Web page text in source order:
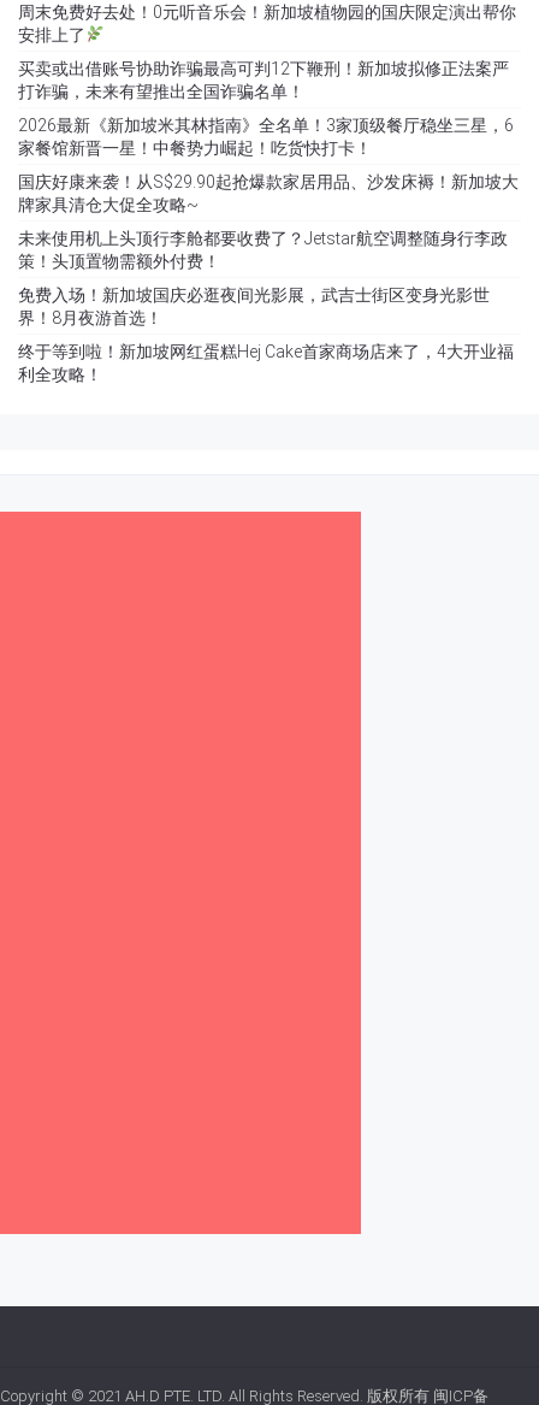
周末免费好去处！0元听音乐会！新加坡植物园的国庆限定演出帮你
安排上了
买卖或出借账号协助诈骗最高可判12下鞭刑！新加坡拟修正法案严
打诈骗，未来有望推出全国诈骗名单！
2026最新《新加坡米其林指南》全名单！3家顶级餐厅稳坐三星，6
家餐馆新晋一星！中餐势力崛起！吃货快打卡！
国庆好康来袭！从S$29.90起抢爆款家居用品、沙发床褥！新加坡大
牌家具清仓大促全攻略~
未来使用机上头顶行李舱都要收费了？Jetstar航空调整随身行李政
策！头顶置物需额外付费！
免费入场！新加坡国庆必逛夜间光影展，武吉士街区变身光影世
界！8月夜游首选！
终于等到啦！新加坡网红蛋糕Hej Cake首家商场店来了，4大开业福
利全攻略！
Copyright © 2021 AH.D PTE. LTD. All Rights Reserved. 版权所有 闽ICP备